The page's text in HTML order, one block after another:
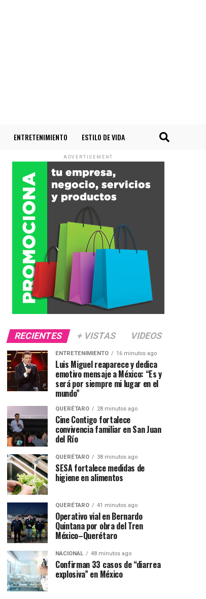
ENTRETENIMIENTO ESTILO DE VIDA
ADVERTISEMENT
RECIENTES + VISTAS VIDEOS
ENTRETENIMIENTO 16 minutos ago
Luis Miguel reaparece y dedica
emotivo mensaje a México: “Es y
será por siempre mi lugar en el
mundo”
QUERÉTARO 28 minutos ago
Cine Contigo fortalece
convivencia familiar en San Juan
del Río
QUERÉTARO 38 minutos ago
SESA fortalece medidas de
higiene en alimentos
QUERÉTARO 41 minutos ago
Operativo vial en Bernardo
Quintana por obra del Tren
México–Querétaro
NACIONAL 48 minutos ago
Confirman 33 casos de “diarrea
explosiva” en México